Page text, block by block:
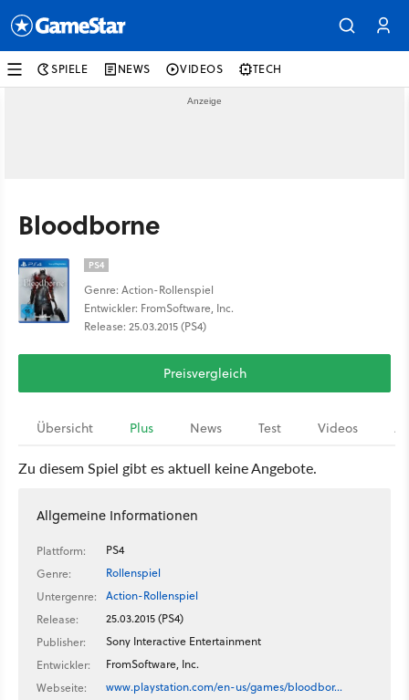
SPIELE NEWS VIDEOS TECH
Bloodborne
PS4
Genre: Action-Rollenspiel
Entwickler: FromSoftware, Inc.
Release: 25.03.2015 (PS4)
Preisvergleich
Übersicht Plus News Test Videos
Zu diesem Spiel gibt es aktuell keine Angebote.
Allgemeine Informationen
Plattform:
PS4
Genre:
Rollenspiel
Untergenre:
Action-Rollenspiel
Release:
25.03.2015 (PS4)
Publisher:
Sony Interactive Entertainment
Entwickler:
FromSoftware, Inc.
Webseite:
www.playstation.com/en-us/games/bloodbor…